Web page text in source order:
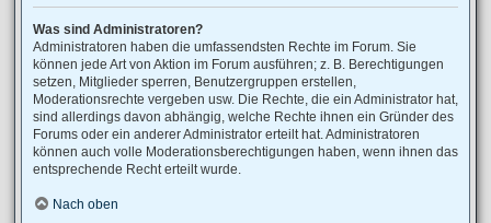
Was sind Administratoren?
Administratoren haben die umfassendsten Rechte im Forum. Sie
können jede Art von Aktion im Forum ausführen; z. B. Berechtigungen
setzen, Mitglieder sperren, Benutzergruppen erstellen,
Moderationsrechte vergeben usw. Die Rechte, die ein Administrator hat,
sind allerdings davon abhängig, welche Rechte ihnen ein Gründer des
Forums oder ein anderer Administrator erteilt hat. Administratoren
können auch volle Moderationsberechtigungen haben, wenn ihnen das
entsprechende Recht erteilt wurde.
Nach oben